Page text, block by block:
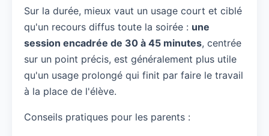
Sur la durée, mieux vaut un usage court et ciblé
qu'un recours diffus toute la soirée : une
session encadrée de 30 à 45 minutes, centrée
sur un point précis, est généralement plus utile
qu'un usage prolongé qui finit par faire le travail
à la place de l'élève.
Conseils pratiques pour les parents :